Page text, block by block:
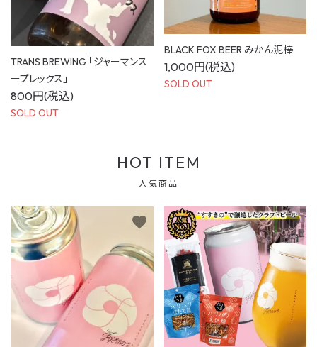
TRANS BREWING 「ジャーマンス
ープレックス」
800円(税込)
SOLD OUT
BLACK FOX BEER みかん泥棒
1,000円(税込)
SOLD OUT
HOT ITEM
人気商品
favorite favorite